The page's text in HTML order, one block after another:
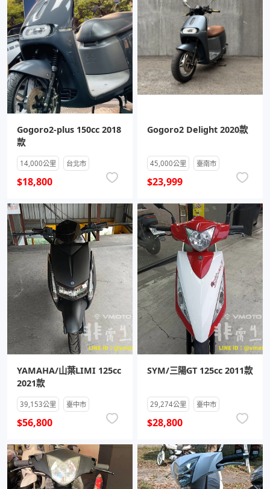
Gogoro2-plus 150cc 2018
款
14,000公里 台北市
$18,800
Gogoro2 Delight 2020款
45,000公里 臺南市
$23,999
YAMAHA/山葉LIMI 125cc
2021款
39,153公里 臺中市
$56,800
SYM/三陽GT 125cc 2011款
29,274公里 臺中市
$28,800